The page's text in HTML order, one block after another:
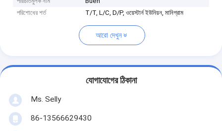
পরিশোধের শর্ত
T/T, L/C, D/P, ওয়েস্টার্ন ইউনিয়ন, মানিগ্রাম
আরো দেখুন
যোগাযোগের ঠিকানা
Ms. Selly
86-13566629430